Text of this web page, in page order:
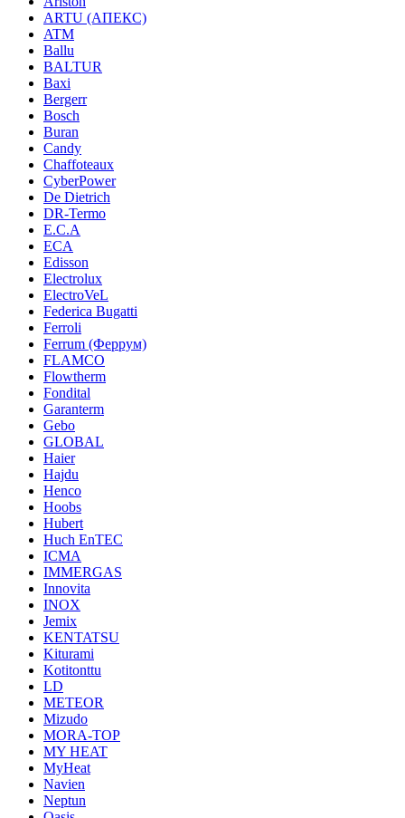
ARTU (АПЕКС)
ATM
Ballu
BALTUR
Baxi
Bergerr
Bosch
Buran
Candy
Chaffoteaux
CyberPower
De Dietrich
DR-Termo
E.C.A
ECA
Edisson
Electrolux
ElectroVeL
Federica Bugatti
Ferroli
Ferrum (Феррум)
FLAMCO
Flowtherm
Fondital
Garanterm
Gebo
GLOBAL
Haier
Hajdu
Henco
Hoobs
Hubert
Huch EnTEC
ICMA
IMMERGAS
Innovita
INOX
Jemix
KENTATSU
Kiturami
Kotitonttu
LD
METEOR
Mizudo
MORA-TOP
MY HEAT
MyHeat
Navien
Neptun